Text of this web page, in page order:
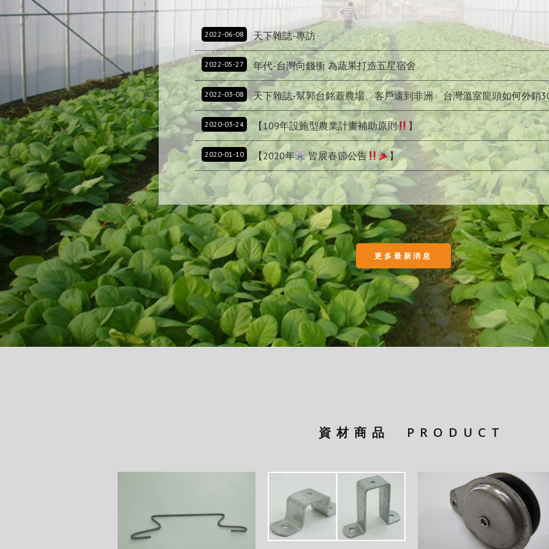
天下雜誌-專訪
2022-06-08
年代-台灣向錢衝 為蔬果打造五星宿舍
2022-05-27
天下雜誌-幫郭台銘蓋農場、客戶遠到非洲 台灣溫室龍頭如何外銷
2022-03-08
【109年設施型農業計畫補助原則 】
2020-03-24
【2020年 皆展春節公告 】
2020-01-10
更多最新消息
資材商品 PRODUCT